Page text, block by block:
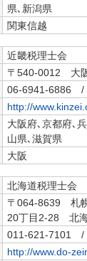
県､新潟県
関東信越
近畿税理士会
〒540-0012 大
06-6941-6886
http://
大阪府､京都府､
山県､滋賀県
大阪
北海道税理士会
〒064-8639 札
20丁目2-28 北
011-621-7101
http://www.do-